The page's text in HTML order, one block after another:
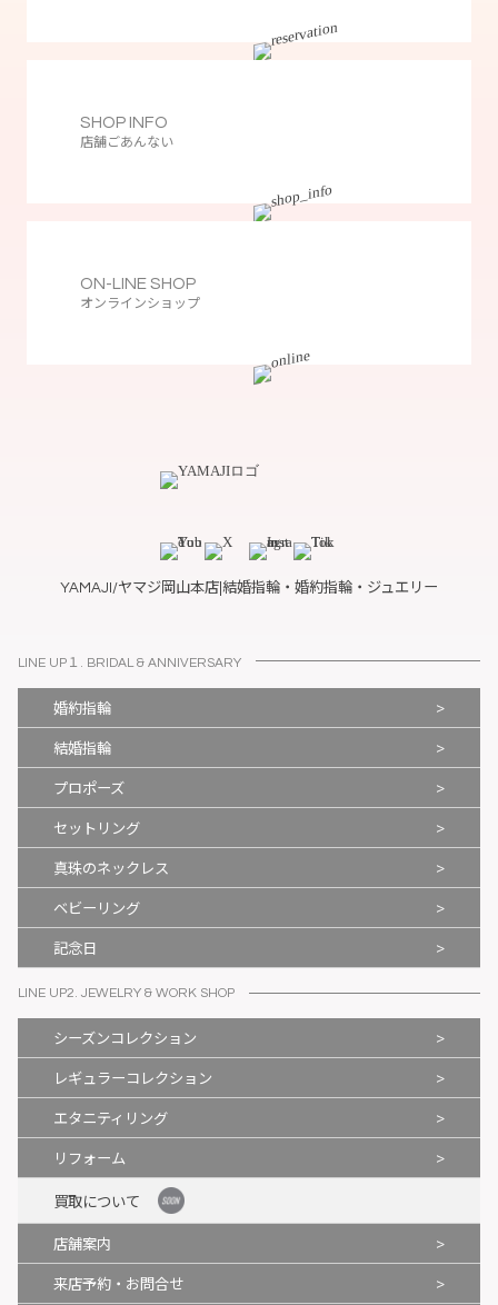
SHOP INFO
店舗ごあんない
ON-LINE SHOP
オンラインショップ
YAMAJI/ヤマジ岡山本店|結婚指輪・婚約指輪・ジュエリー
LINE UP１. BRIDAL & ANNIVERSARY
婚約指輪 >
結婚指輪 >
プロポーズ >
セットリング >
真珠のネックレス >
ベビーリング >
記念日 >
LINE UP2. JEWELRY & WORK SHOP
シーズンコレクション >
レギュラーコレクション >
エタニティリング >
リフォーム >
買取について
店舗案内 >
来店予約・お問合せ >